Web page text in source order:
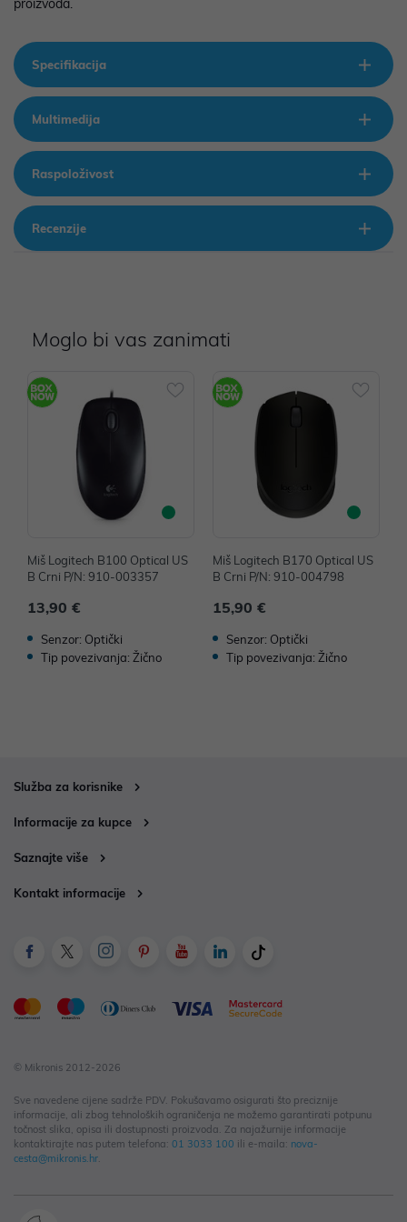
proizvoda.
Specifikacija
Multimedija
Raspoloživost
Recenzije
Moglo bi vas zanimati
Miš Logitech B100 Optical US
B Crni P/N: 910-003357
13,90 €
Senzor: Optički
Tip povezivanja: Žično
Miš Logitech B170 Optical US
B Crni P/N: 910-004798
15,90 €
Senzor: Optički
Tip povezivanja: Žično
Služba za korisnike
Informacije za kupce
Saznajte više
Kontakt informacije
© Mikronis 2012-2026
Sve navedene cijene sadrže PDV. Pokušavamo osigurati što preciznije
informacije, ali zbog tehnoloških ograničenja ne možemo garantirati potpunu
točnost slika, opisa ili dostupnosti proizvoda. Za najažurnije informacije
kontaktirajte nas putem telefona: 01 3033 100 ili e-maila: nova-
cesta@mikronis.hr.